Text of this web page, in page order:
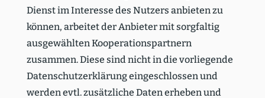
Dienst im Interesse des Nutzers anbieten zu
können, arbeitet der Anbieter mit sorgfaltig
ausge­wählten Koope­ra­ti­ons­partnern
zusammen. Diese sind nicht in die vorlie­gende
Daten­schutz­er­klärung einge­schlossen und
werden evtl. zusätz­liche Daten erheben und